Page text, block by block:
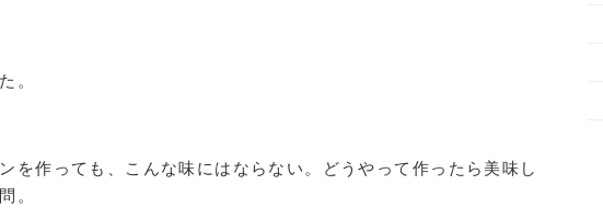
。
を作っても、こんな味にはならない。どうやって作ったら美味し
。